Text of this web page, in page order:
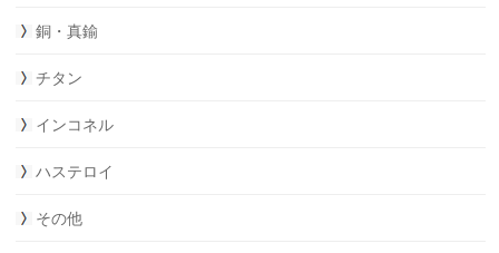
銅・真鍮
チタン
インコネル
ハステロイ
その他